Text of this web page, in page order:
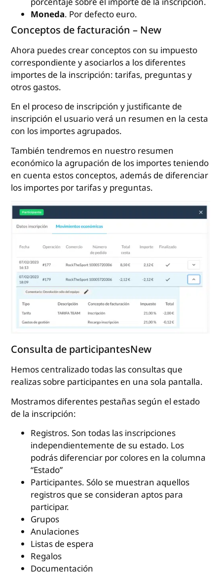
Moneda. Por defecto euro.
Conceptos de facturación – New
Ahora puedes crear conceptos con su impuesto
correspondiente y asociarlos a los diferentes
importes de la inscripción: tarifas, preguntas y
otros gastos.
En el proceso de inscripción y justificante de
inscripción el usuario verá un resumen en la cesta
con los importes agrupados.
También tendremos en nuestro resumen
económico la agrupación de los importes teniendo
en cuenta estos conceptos, además de diferenciar
los importes por tarifas y preguntas.
Consulta de participantesNew
Hemos centralizado todas las consultas que
realizas sobre participantes en una sola pantalla.
Mostramos diferentes pestañas según el estado
de la inscripción:
Registros. Son todas las inscripciones
independientemente de su estado. Los
podrás diferenciar por colores en la columna
“Estado”
Participantes. Sólo se muestran aquellos
registros que se consideran aptos para
participar.
Grupos
Anulaciones
Listas de espera
Regalos
Documentación